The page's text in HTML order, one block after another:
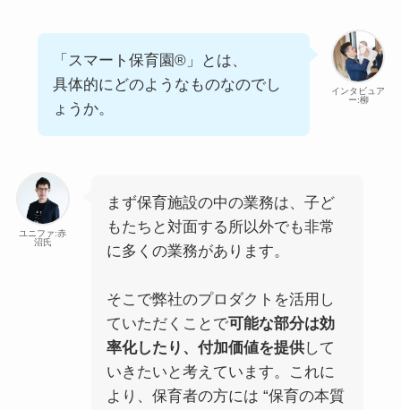
インタビュア
ー:柳
「スマート保育園®」とは、
具体的にどのようなものなのでし
ょうか。
ユニファ:赤
沼氏
まず保育施設の中の業務は、子ど
もたちと対面する所以外でも非常
に多くの業務があります。
そこで弊社のプロダクトを活用し
ていただくことで可能な部分は効
率化したり、付加価値を提供して
いきたいと考えています。これに
より、保育者の方には “保育の本質